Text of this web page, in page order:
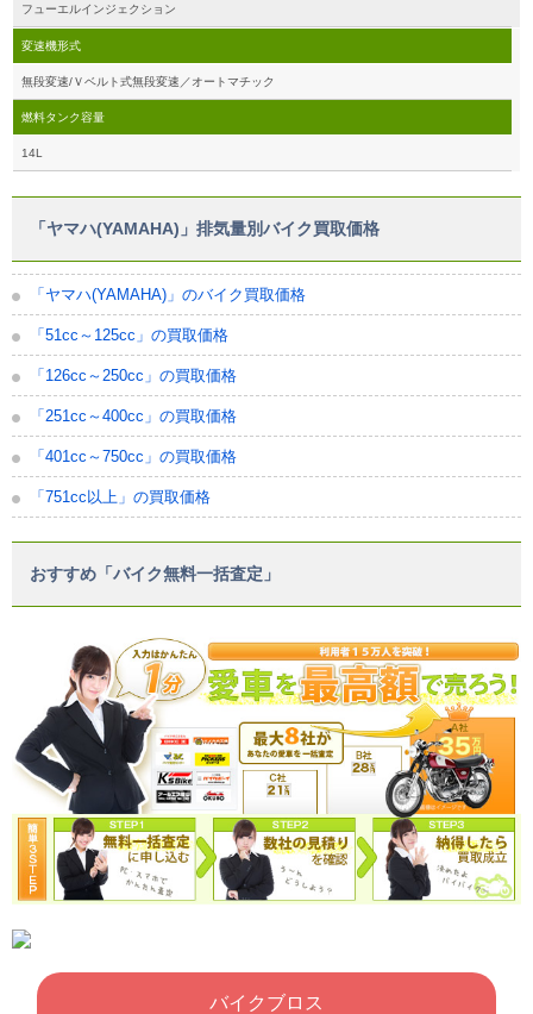
フューエルインジェクション
変速機形式
無段変速/Ｖベルト式無段変速／オートマチック
燃料タンク容量
14L
「ヤマハ(YAMAHA)」排気量別バイク買取価格
「ヤマハ(YAMAHA)」のバイク買取価格
「51cc～125cc」の買取価格
「126cc～250cc」の買取価格
「251cc～400cc」の買取価格
「401cc～750cc」の買取価格
「751cc以上」の買取価格
おすすめ「バイク無料一括査定」
バイクブロス